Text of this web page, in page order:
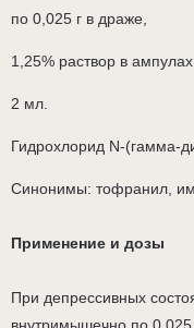
по 0,025 г в драже,
1,25% раствор в
2 мл.
Гидрохлорид N-(гамма-
Синонимы: тофранил,
Применение и дозы
При депрессивных